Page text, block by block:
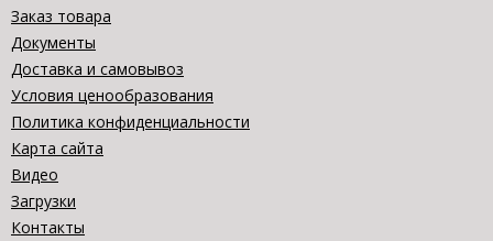
Заказ товара
Документы
Доставка и самовывоз
Условия ценообразования
Политика конфиденциальности
Карта сайта
Видео
Загрузки
Контакты